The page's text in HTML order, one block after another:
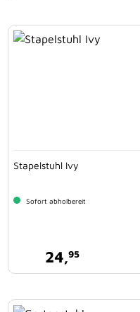
Stapelstuhl Ivy
Sofort abholbereit
24,95